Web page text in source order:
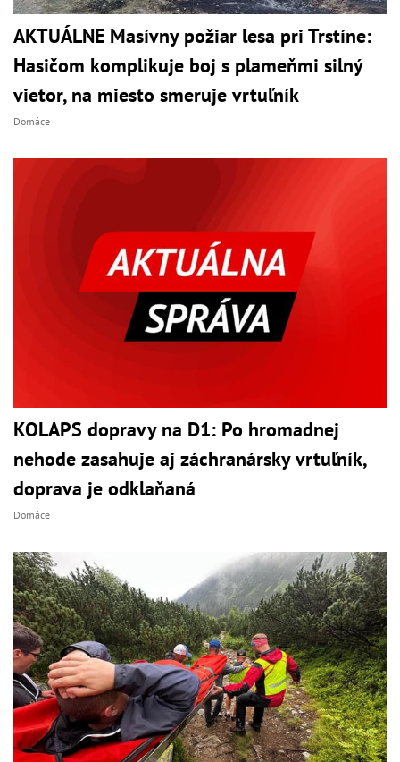
AKTUÁLNE Masívny požiar lesa pri Trstíne:
Hasičom komplikuje boj s plameňmi silný
vietor, na miesto smeruje vrtuľník
Domáce
KOLAPS dopravy na D1: Po hromadnej
nehode zasahuje aj záchranársky vrtuľník,
doprava je odklaňaná
Domáce